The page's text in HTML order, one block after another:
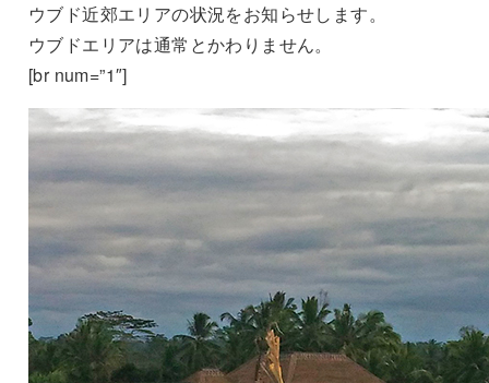
ウブド近郊エリアの状況をお知らせします。
ウブドエリアは通常とかわりません。
[br num=”1″]